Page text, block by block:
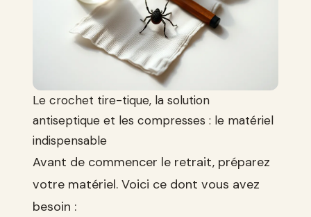
Le crochet tire-tique, la solution
antiseptique et les compresses : le matériel
indispensable
Avant de commencer le retrait, préparez
votre matériel. Voici ce dont vous avez
besoin :